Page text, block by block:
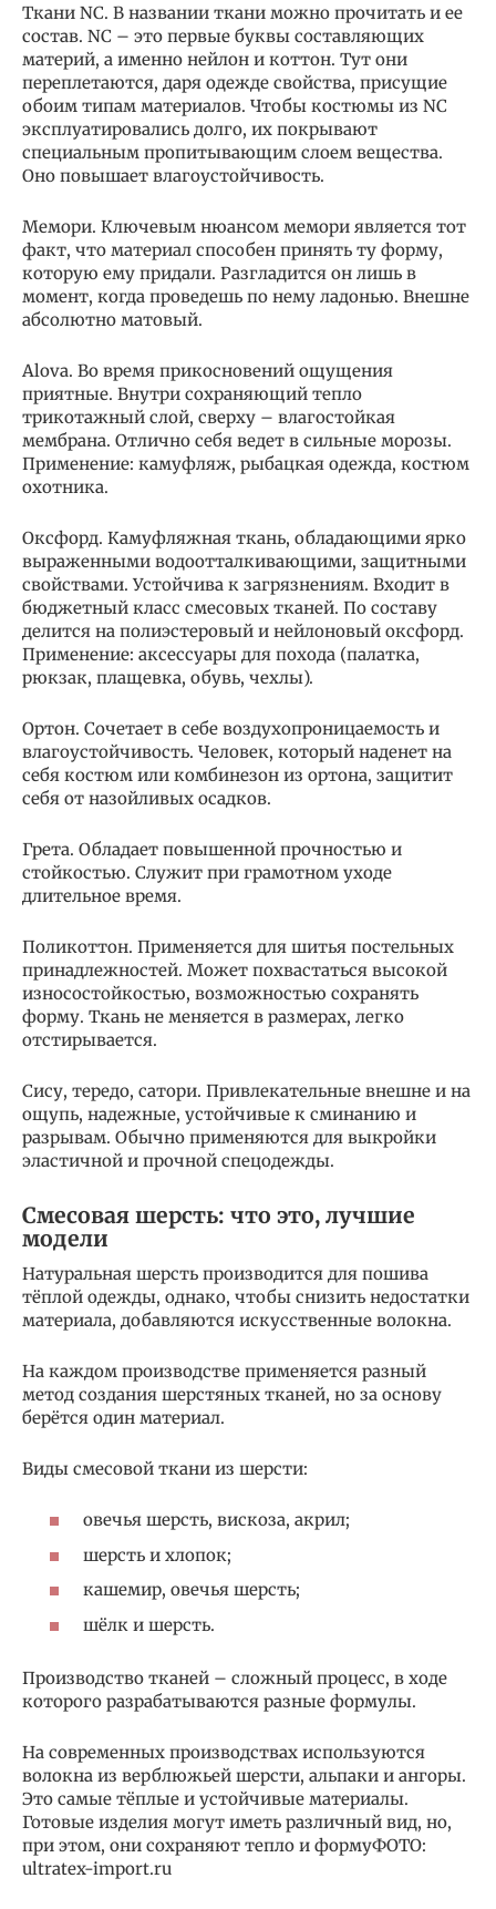
Ткани NC. В названии ткани можно прочитать и ее
состав. NC – это первые буквы составляющих
материй, а именно нейлон и коттон. Тут они
переплетаются, даря одежде свойства, присущие
обоим типам материалов. Чтобы костюмы из NC
эксплуатировались долго, их покрывают
специальным пропитывающим слоем вещества.
Оно повышает влагоустойчивость.
Мемори. Ключевым нюансом мемори является тот
факт, что материал способен принять ту форму,
которую ему придали. Разгладится он лишь в
момент, когда проведешь по нему ладонью. Внешне
абсолютно матовый.
Alova. Во время прикосновений ощущения
приятные. Внутри сохраняющий тепло
трикотажный слой, сверху – влагостойкая
мембрана. Отлично себя ведет в сильные морозы.
Применение: камуфляж, рыбацкая одежда, костюм
охотника.
Оксфорд. Камуфляжная ткань, обладающими ярко
выраженными водоотталкивающими, защитными
свойствами. Устойчива к загрязнениям. Входит в
бюджетный класс смесовых тканей. По составу
делится на полиэстеровый и нейлоновый оксфорд.
Применение: аксессуары для похода (палатка,
рюкзак, плащевка, обувь, чехлы).
Ортон. Сочетает в себе воздухопроницаемость и
влагоустойчивость. Человек, который наденет на
себя костюм или комбинезон из ортона, защитит
себя от назойливых осадков.
Грета. Обладает повышенной прочностью и
стойкостью. Служит при грамотном уходе
длительное время.
Поликоттон. Применяется для шитья постельных
принадлежностей. Может похвастаться высокой
износостойкостью, возможностью сохранять
форму. Ткань не меняется в размерах, легко
отстирывается.
Сису, тередо, сатори. Привлекательные внешне и на
ощупь, надежные, устойчивые к сминанию и
разрывам. Обычно применяются для выкройки
эластичной и прочной спецодежды.
Смесовая шерсть: что это, лучшие
модели
Натуральная шерсть производится для пошива
тёплой одежды, однако, чтобы снизить недостатки
материала, добавляются искусственные волокна.
На каждом производстве применяется разный
метод создания шерстяных тканей, но за основу
берётся один материал.
Виды смесовой ткани из шерсти:
овечья шерсть, вискоза, акрил;
шерсть и хлопок;
кашемир, овечья шерсть;
шёлк и шерсть.
Производство тканей – сложный процесс, в ходе
которого разрабатываются разные формулы.
На современных производствах используются
волокна из верблюжьей шерсти, альпаки и ангоры.
Это самые тёплые и устойчивые материалы.
Готовые изделия могут иметь различный вид, но,
при этом, они сохраняют тепло и формуФОТО:
ultratex-import.ru